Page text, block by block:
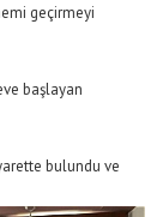
geçirmeyi
başlayan
bulundu ve